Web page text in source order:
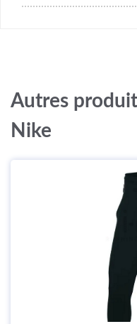
Autres
Nike